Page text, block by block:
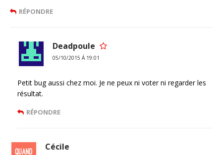
RÉPONDRE
Deadpoule
05/10/2015 Á 19:01
Petit bug aussi chez moi. Je ne peux ni voter ni regarder les
résultat.
RÉPONDRE
Cécile